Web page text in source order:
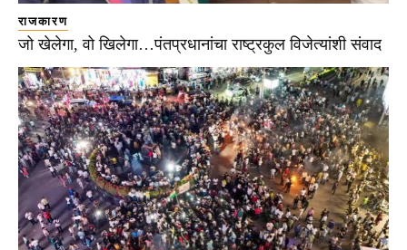
राजकारण
जो खेलेगा, वो खिलेगा…पंतप्रधानांचा राष्ट्रकुल विजेत्यांशी संवाद